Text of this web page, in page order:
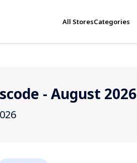
All StoresCategories
- August 2026